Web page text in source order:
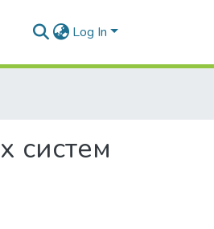
Log In
систем